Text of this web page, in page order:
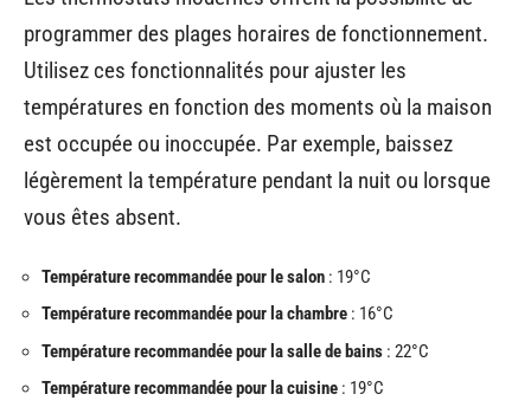
programmer des plages horaires de fonctionnement.
Utilisez ces fonctionnalités pour ajuster les
températures en fonction des moments où la maison
est occupée ou inoccupée. Par exemple, baissez
légèrement la température pendant la nuit ou lorsque
vous êtes absent.
Température recommandée pour le salon : 19°C
Température recommandée pour la chambre : 16°C
Température recommandée pour la salle de bains : 22°C
Température recommandée pour la cuisine : 19°C